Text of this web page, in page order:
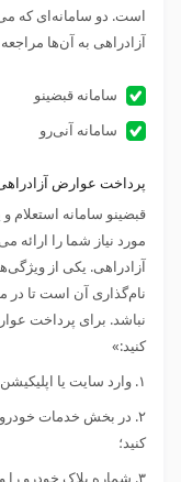
است. دو سامانه‌ای که
آزادراهی به آن‌ها مراجعه
سامانه قبضینو
سامانه آنی‌رو
پرداخت عوارض آزادراهی
قبضینو سامانه
مورد نیاز شما را ارائه
آزادراهی. یکی از
نام‌گذاری آن است تا در
نباشد. برای پرداخت
کنید:»
۱. وارد سایت یا اپلیکیشن قبضینو شوید؛
۲. در بخش خدمات خودرو
کنید؛
۳. شماره پلاک خودرو را وارد و نتیجه را مشاهده کنید.